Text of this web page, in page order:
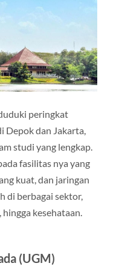
peringkat
Depok dan Jakarta,
studi yang lengkap.
fasilitas nya yang
kuat, dan jaringan
di berbagai sektor,
kesehataan.
(UGM)